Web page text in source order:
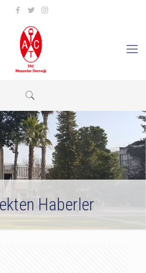
Haberler